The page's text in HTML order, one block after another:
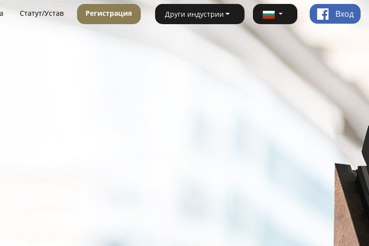
Статут/Устав Регистрация Други индустрии Вход